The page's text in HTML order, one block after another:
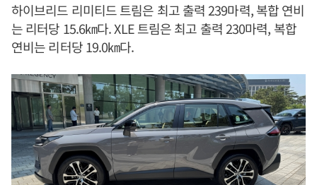
하이브리드 리미티드 트림은 최고 출력 239마력, 복합 연비
는 리터당 15.6㎞다. XLE 트림은 최고 출력 230마력, 복합
연비는 리터당 19.0㎞다.